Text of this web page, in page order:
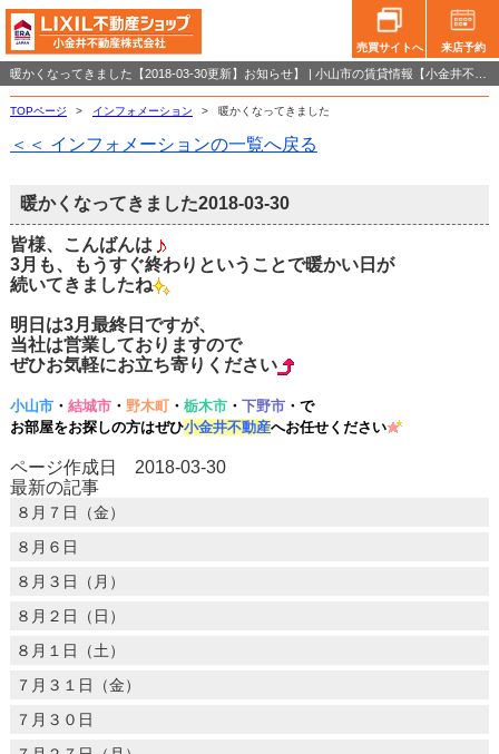
売買サイトへ 来店予約
TOPページ > インフォメーション > 暖かくなってきました
＜＜ インフォメーションの一覧へ戻る
暖かくなってきました2018-03-30
皆様、こんばんは
3月も、もうすぐ終わりということで暖かい日が
続いてきましたね
明日は3月最終日ですが、
当社は営業しておりますので
ぜひお気軽にお立ち寄りください
小山市・ 結城市・ 野木町・ 栃木市・ 下野市・で
お部屋をお探しの方はぜひ小金井不動産へお任せく ださ い
ページ作成日 2018-03-30
最新の記事
８月７日（金）
８月６日
８月３日（月）
８月２日（日）
８月１日（土）
７月３１日（金）
７月３０日